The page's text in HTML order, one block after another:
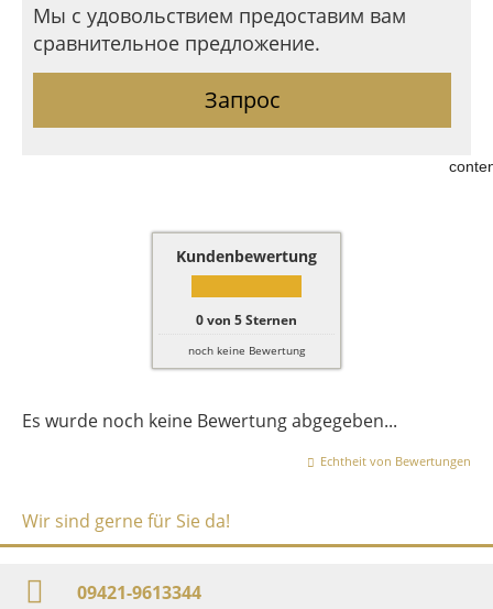
Мы с удовольствием предоставим вам
сравнительное предложение.
Запрос
Kundenbewertung
0von 5Sternen
noch keine Bewertung
Es wurde noch keine Bewertung abgegeben...
Echtheit von Bewertungen
Wir sind gerne für Sie da!
09421-9613344